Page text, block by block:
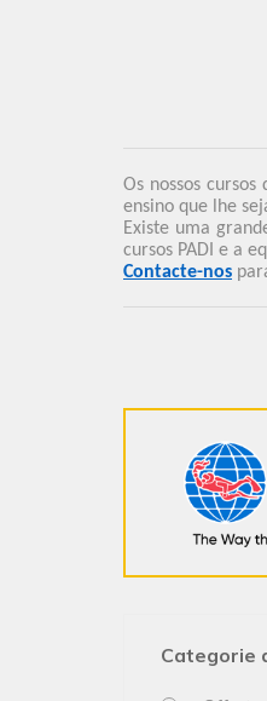
Os nossos
ensino que lhe
Existe uma
cursos PADI e a
Contacte-nos
Categorie